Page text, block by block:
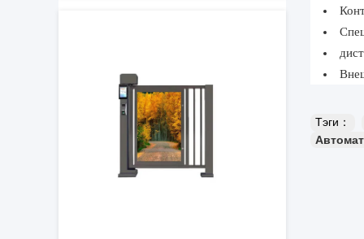
Тэги：